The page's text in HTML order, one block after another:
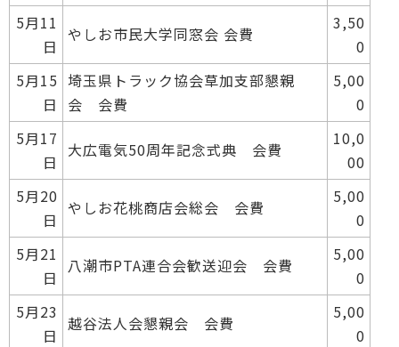
5月11
日
やしお市民大学同窓会 会費
3,50
0
5月15
日
埼玉県トラック協会草加支部懇親
会 会費
5,00
0
5月17
日
大広電気50周年記念式典 会費
10,0
00
5月20
日
やしお花桃商店会総会 会費
5,00
0
5月21
日
八潮市PTA連合会歓送迎会 会費
5,00
0
5月23
日
越谷法人会懇親会 会費
5,00
0